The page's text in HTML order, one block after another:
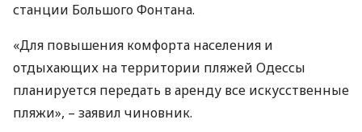
станции Большого Фонтана.
«Для повышения комфорта населения и
отдыхающих на территории пляжей Одессы
планируется передать в аренду все искусственные
пляжи», – заявил чиновник.